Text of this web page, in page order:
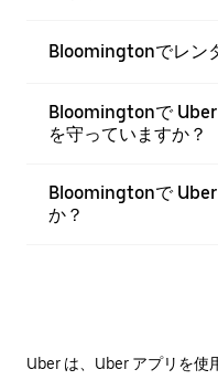
Bloomingtonでレン
Bloomingtonで
を守っていますか？
Bloomingtonで
か？
Uber は、Uber アプリを使